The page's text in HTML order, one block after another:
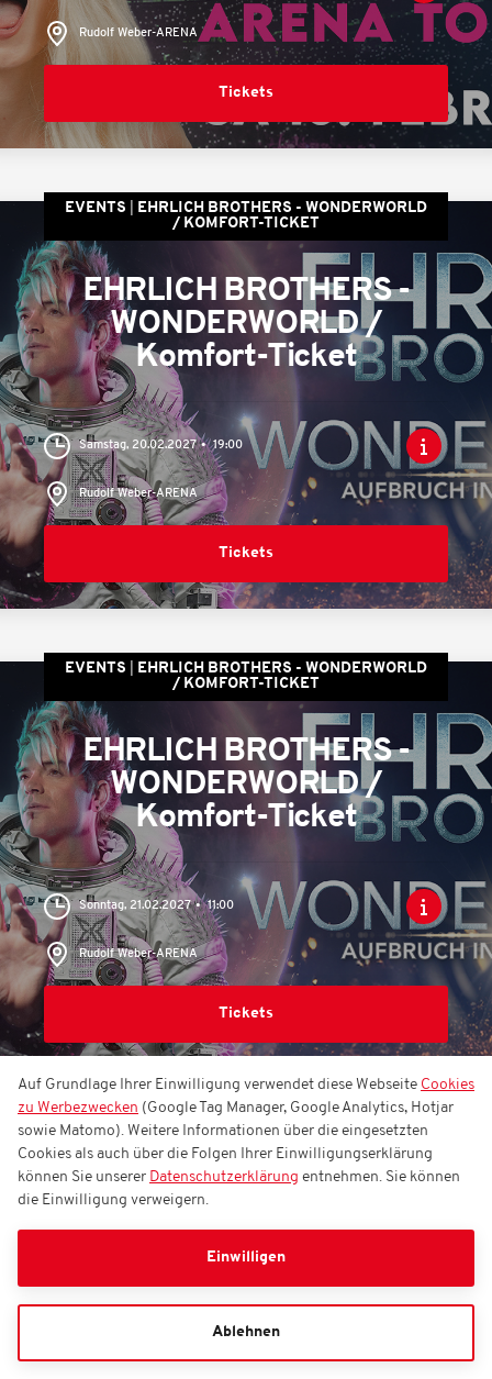
Rudolf Weber-ARENA
Tickets
EVENTS
EHRLICH BROTHERS - WONDERWORLD
/ KOMFORT-TICKET
EHRLICH BROTHERS -
WONDERWORLD /
Komfort-Ticket
Samstag, 20.02.2027 19:00
Rudolf Weber-ARENA
Tickets
EVENTS
EHRLICH BROTHERS - WONDERWORLD
/ KOMFORT-TICKET
EHRLICH BROTHERS -
WONDERWORLD /
Komfort-Ticket
Sonntag, 21.02.2027 11:00
Rudolf Weber-ARENA
Tickets
EVENTS
EHRLICH BROTHERS - WONDERWORLD
/ KOMFORT-TICKET
EHRLICH BROTHERS -
WONDERWORLD /
Komfort-Ticket
Auf Grundlage Ihrer Einwilligung verwendet diese Webseite Cookies
zu Werbezwecken (Google Tag Manager, Google Analytics, Hotjar
sowie Matomo). Weitere Informationen über die eingesetzten
Cookies als auch über die Folgen Ihrer Einwilligungserklärung
können Sie unserer Datenschutzerklärung entnehmen. Sie können
die Einwilligung verweigern.
Einwilligen
Ablehnen